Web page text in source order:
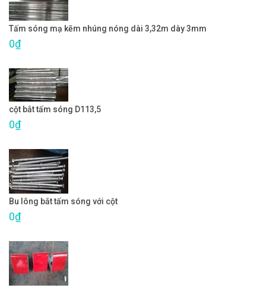
Tấm sóng mạ kẽm nhúng nóng dài 3,32m dày 3mm
0₫
cột bắt tấm sóng D113,5
0₫
Bu lông bắt tấm sóng với cột
0₫